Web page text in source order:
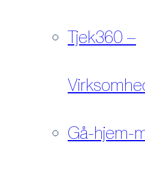
Tjek360 –
Gå-hjem-